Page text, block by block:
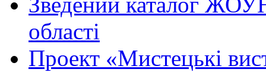
області
Проект «Мистецькі